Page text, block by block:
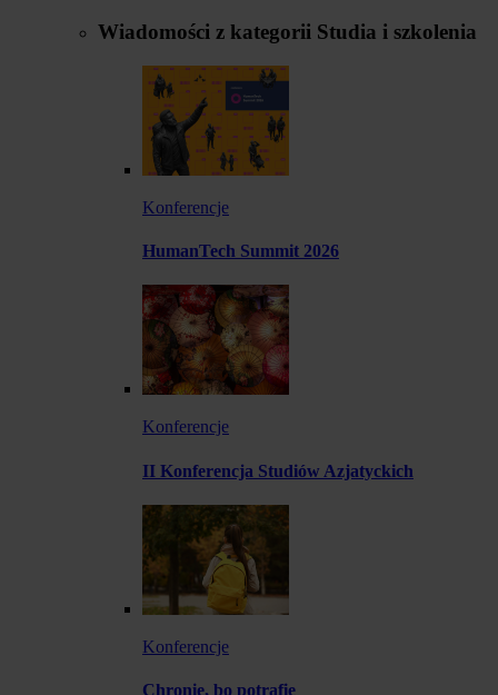
Wiadomości z kategorii Studia i szkolenia
Konferencje
HumanTech Summit 2026
Konferencje
II Konferencja Studiów Azjatyckich
Konferencje
Chronię, bo potrafię